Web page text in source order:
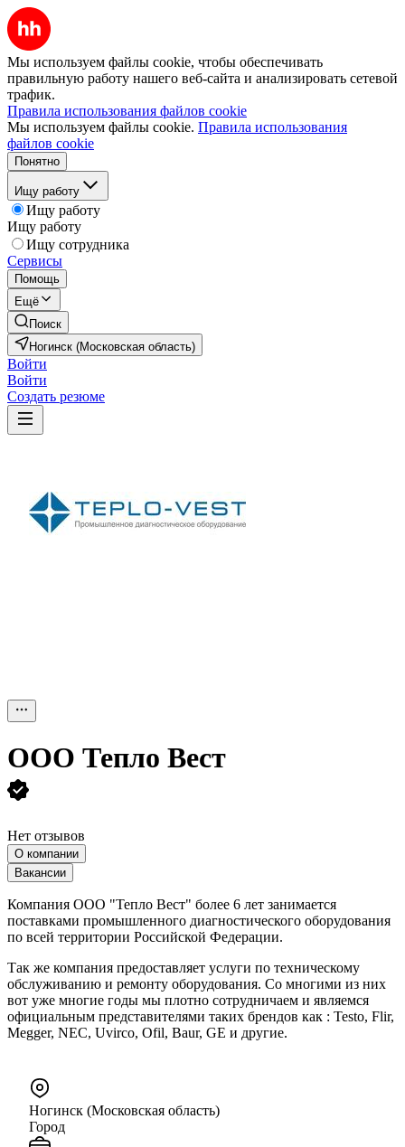
Мы используем файлы cookie, чтобы обеспечивать
правильную работу нашего веб-сайта и анализировать сетевой
трафик.
Правила использования файлов cookie
Мы используем файлы cookie. Правила использования
файлов cookie
Понятно
Ищу работу
Ищу работу
Ищу работу
Ищу сотрудника
Сервисы
Помощь
Ещё
Поиск
Ногинск (Московская область)
Войти
Войти
Создать резюме
ООО Тепло Вест
Нет отзывов
О компании
Вакансии
Компания ООО "Тепло Вест" более 6 лет занимается
поставками промышленного диагностического оборудования
по всей территории Российской Федерации.
Так же компания предоставляет услуги по техническому
обслуживанию и ремонту оборудования. Со многими из них
вот уже многие годы мы плотно сотрудничаем и являемся
официальным представителями таких брендов как : Testo, Flir,
Megger, NEC, Uvirco, Ofil, Baur, GE и другие.
Ногинск (Московская область)
Город